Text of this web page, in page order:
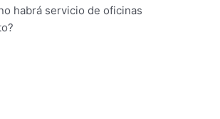
habrá servicio de oficinas